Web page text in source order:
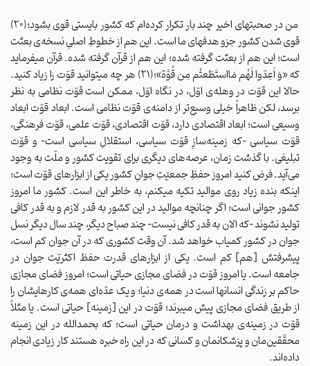
من در صحبتهای اخیر چند بار تکرار کرده‌ام که کشور بایستی قوی بشود؛(۲۰)
قوی شدن کشور جزو هدفهای ما است. این هم از خطوطِ اصلیِ نسخه‌ی بعثت
است؛ این هم از بعثت گرفته شده؛ این هم از قرآن گرفته شده. قرآن میفرماید
که «وَ اَعِدّوا لَهُم مَااستَطَعتُم مِن قُوَّة»؛(۲۱) هر چه میتوانید قوّت را زیاد کنید.
حالا این قوّت در وهله‌ی اوّل، در نگاه اوّل، ممکن است قوّت نظامی به نظر
برسد، لکن ظاهراً خیلی وسیع‌تر از دامنه‌ی قوّت نظامی است. ابعاد قوّت ابعاد
وسیعی است؛ ابعاد اقتصادی دارد، قوّت اقتصادی، قوّت علمی، قوّت فرهنگی،
قوّت سیاسی -که زمینه‌سازِ قوّت سیاسی، استقلالِ سیاسی است- و قوّت
تبلیغی. با گذشت زمان، عرصه‌های دیگری برای تقویت کشور و ملّت به وجود
می‌آید. فرض کنید امروز حفظِ جمعیّتِ جوانِ کشور یکی از ابزارهای قوّت است؛
اینکه بنده زیاد روی موالید تکیه میکنم، به خاطر این است. کشور ما امروز
کشور جوانی است؛ اگر چنانچه موالید در این کشور به قدر لازم و به قدر کافی
تولید نشوند -که الان به قدر کافی نیست- چند صباح دیگر، چند سال دیگر نسل
جوان در کشور کمیاب خواهد شد. آن وقت کشوری که در آن جوان کم است،
پیشرفتش [هم] کم است. یکی از ابزارهای قدرت حفظ اکثریّت جوان در
جامعه است. یا امروز قوّت در فضای مجازی حیاتی است؛ امروز فضای مجازی
حاکم بر زندگی انسانها است در همه‌ی دنیا؛ و یک عدّه‌ای همه‌ی کارهایشان را
از طریق فضای مجازی پیش میبرند؛ قوّت در این [زمینه] حیاتی است. یا مثلاً
قوّت در زمینه‌ی بهداشت و درمان حیاتی است؛ که بحمدالله در این زمینه
محقّقین‌مان و پزشکانمان و کسانی که در این راه خبره هستند کار زیادی انجام
داده‌اند.